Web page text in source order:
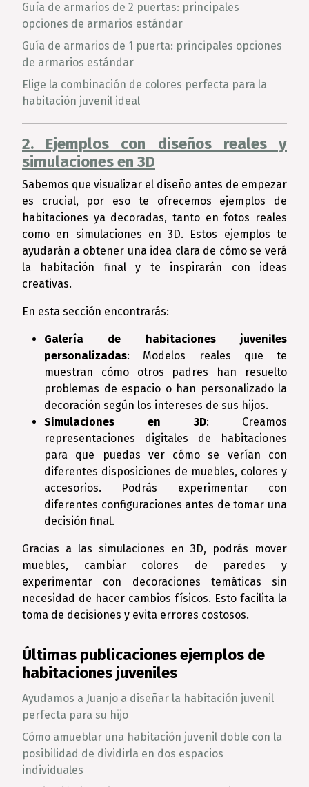
Guía de armarios de 2 puertas: principales
opciones de armarios estándar
Guía de armarios de 1 puerta: principales opciones
de armarios estándar
Elige la combinación de colores perfecta para la
habitación juvenil ideal
2. Ejemplos con diseños reales y
simulaciones en 3D
Sabemos que visualizar el diseño antes de empezar
es crucial, por eso te ofrecemos ejemplos de
habitaciones ya decoradas, tanto en fotos reales
como en simulaciones en 3D. Estos ejemplos te
ayudarán a obtener una idea clara de cómo se verá
la habitación final y te inspirarán con ideas
creativas.
En esta sección encontrarás:
Galería de habitaciones juveniles
personalizadas: Modelos reales que te
muestran cómo otros padres han resuelto
problemas de espacio o han personalizado la
decoración según los intereses de sus hijos.
Simulaciones en 3D: Creamos
representaciones digitales de habitaciones
para que puedas ver cómo se verían con
diferentes disposiciones de muebles, colores y
accesorios. Podrás experimentar con
diferentes configuraciones antes de tomar una
decisión final.
Gracias a las simulaciones en 3D, podrás mover
muebles, cambiar colores de paredes y
experimentar con decoraciones temáticas sin
necesidad de hacer cambios físicos. Esto facilita la
toma de decisiones y evita errores costosos.
Últimas publicaciones ejemplos de
habitaciones juveniles
Ayudamos a Juanjo a diseñar la habitación juvenil
perfecta para su hijo
Cómo amueblar una habitación juvenil doble con la
posibilidad de dividirla en dos espacios
individuales